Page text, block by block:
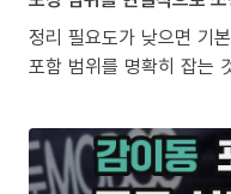
정리 필요도가 낮으면 기
포함 범위를 명확히 잡는